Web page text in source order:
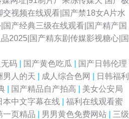
视频在线观看|国产禁18女A片水
产经典三级在线观看|国产精产国
2025|国产精东剧传媒影视糖心|国
码 国产黄色吃瓜
国产日韩伦理
男人的天 成人综合色网
日韩福利
国产精品自产拍高
美女公安局
本中文字幕在线
福利在线观看蜜
一页精品 男男黄色免费网站
三级